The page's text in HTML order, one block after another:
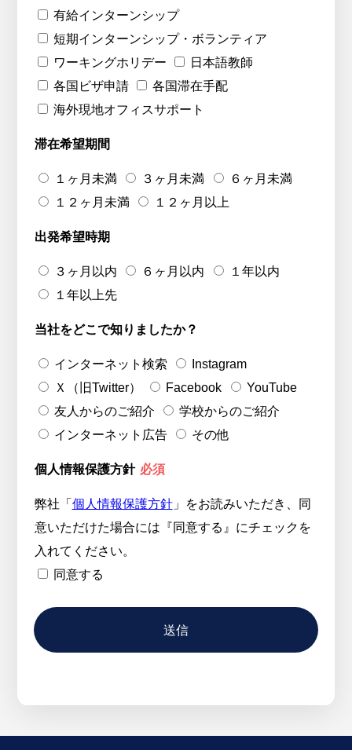
有給インターンシップ
短期インターンシップ・ボランティア
ワーキングホリデー
日本語教師
各国ビザ申請
各国滞在手配
海外現地オフィスサポート
滞在希望期間
１ヶ月未満 ３ヶ月未満
６ヶ月未満
１２ヶ月未満
１２ヶ月以上
出発希望時期
３ヶ月以内 ６ヶ月以内
１年以内
１年以上先
当社をどこで知りましたか？
インターネット検索
Instagram
Ｘ（旧Twitter）
Facebook
YouTube
友人からのご紹介
学校からのご紹介
インターネット広告
その他
個人情報保護方針 必須
弊社「 個人情報保護方針」をお読みいただき、同
意いただけた場合には『同意する』にチェックを
入れてください。
同意する